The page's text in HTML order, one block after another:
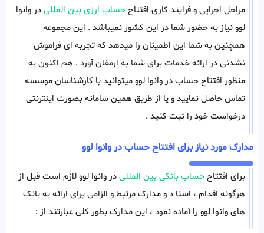
مراحل اجرایی و فرایند کاری افتتاححساب ارزی بین المللیدر وانوا
لوو نیاز به حضور شما در این کشور نمیباشد . این مجموعه
همچنین به شما این اطمینان را میدهد که تجربه ای فراموش
نشدنی در ارائه خدمات برای شما به ارمغان آورد . هم اکنون به
منظور افتتاح حساب در وانوا لوو میتوانید با کارشناسان موسسه
تماس حاصل نمایید و یا از طریق همین سامانه بصورت اینترنتی
درخواست خود را ثبت کنید .
مدارک مورد نیاز برای افتتاح حساب در وانوا لوو
برای افتتاححساب بانکی بین المللیدر وانوا لوو لازم است قبل از
هرگونه اقدام ، اسنا د و مدارک مرتبط و الزامی برای ارائه به بانک
های وانوا لوو را آماده نمود ، این مدارک بطور کلی عبارتند از :